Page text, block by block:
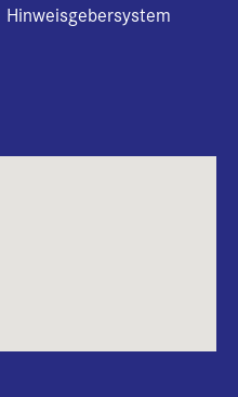
Hinweisgebersystem